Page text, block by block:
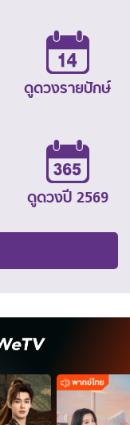
ดูดวงรายปักษ์
ดูดวงปี 2569